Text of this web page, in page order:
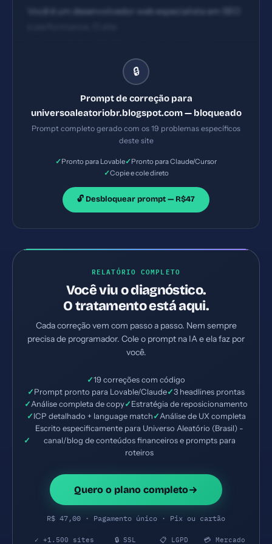
Você é um desenvolvedor web especialista em SEO
seguintes problemas: 1) HSTS ausente 2) Content
Security Policy ausente 3) X-Frame-Options
TODAS as correções listadas, gerando os arquivos
necessários e configurações de servidor. Priorize as
correções críticas primeiro.
🔒
Prompt de correção para
universoaleatoriobr.blogspot.com — bloqueado
Prompt completo gerado com os 19 problemas específicos
deste site
✓Pronto para Lovable✓Pronto para Claude/Cursor
✓Copie e cole direto
🔓 Desbloquear prompt — R$47
RELATÓRIO COMPLETO
Você viu o diagnóstico.
O tratamento está aqui.
Cada correção vem com passo a passo. Nem sempre
precisa de programador. Cole o prompt na IA e ela faz por
você.
✓19 correções com código
✓Prompt pronto para Lovable/Claude✓3 headlines prontas
✓Análise completa de copy✓Estratégia de reposicionamento
✓ICP detalhado + language match✓Análise de UX completa
✓
Escrito especificamente para Universo Aleatório (Brasil) -
canal/blog de conteúdos financeiros e prompts para
roteiros
Quero o plano completo
R$ 47,00 · Pagamento único · Pix ou cartão
✓ +1.500 sites
🔒 SSL
📋 LGPD
💳 Mercado